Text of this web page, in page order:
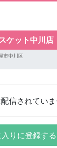
ケット中川店
市中川区
信されてい